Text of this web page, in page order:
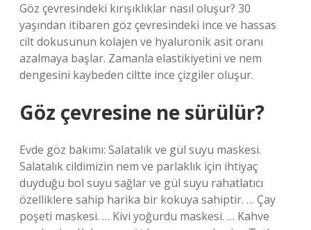
Göz çevresindeki kırışıklıklar nasıl oluşur? 30
yaşından itibaren göz çevresindeki ince ve hassas
cilt dokusunun kolajen ve hyaluronik asit oranı
azalmaya başlar. Zamanla elastikiyetini ve nem
dengesini kaybeden ciltte ince çizgiler oluşur.
Göz çevresine ne sürülür?
Evde göz bakımı: Salatalık ve gül suyu maskesi.
Salatalık cildimizin nem ve parlaklık için ihtiyaç
duyduğu bol suyu sağlar ve gül suyu rahatlatıcı
özelliklere sahip harika bir kokuya sahiptir. … Çay
poşeti maskesi. … Kivi yoğurdu maskesi. … Kahve